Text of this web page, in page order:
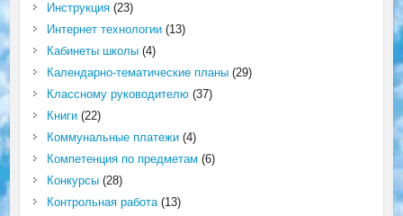
Инструкция(23)
Интернет технологии(13)
Кабинеты школы(4)
Календарно-тематические планы(29)
Классному руководителю(37)
Книги(22)
Коммунальные платежи(4)
Компетенция по предметам (6)
Конкурсы(28)
Контрольная работа(13)